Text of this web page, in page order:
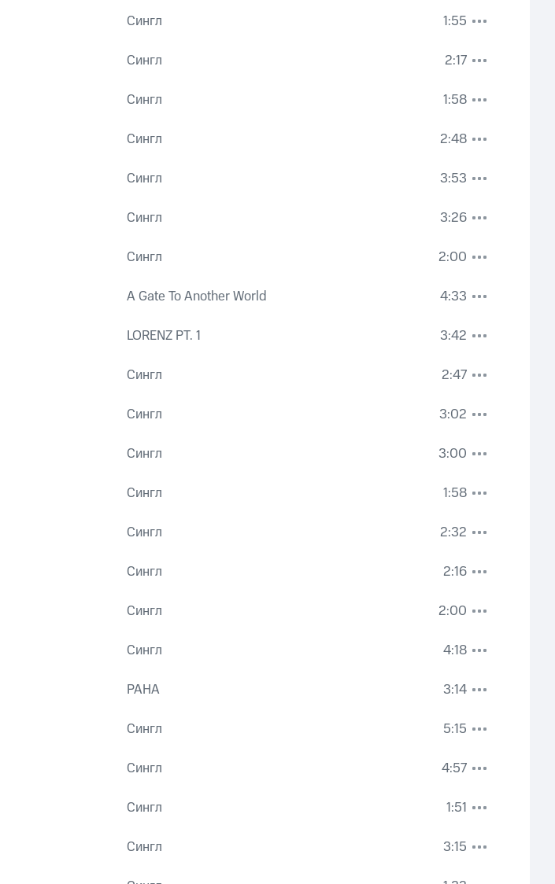
Сингл
1:55
Сингл
2:17
Сингл
1:58
Сингл
2:48
Сингл
3:53
Сингл
3:26
Сингл
2:00
A Gate To Another World
4:33
LORENZ PT. 1
3:42
Сингл
2:47
Сингл
3:02
Сингл
3:00
Сингл
1:58
Сингл
2:32
Сингл
2:16
Сингл
2:00
Сингл
4:18
РАНА
3:14
Сингл
5:15
Сингл
4:57
Сингл
1:51
Сингл
3:15